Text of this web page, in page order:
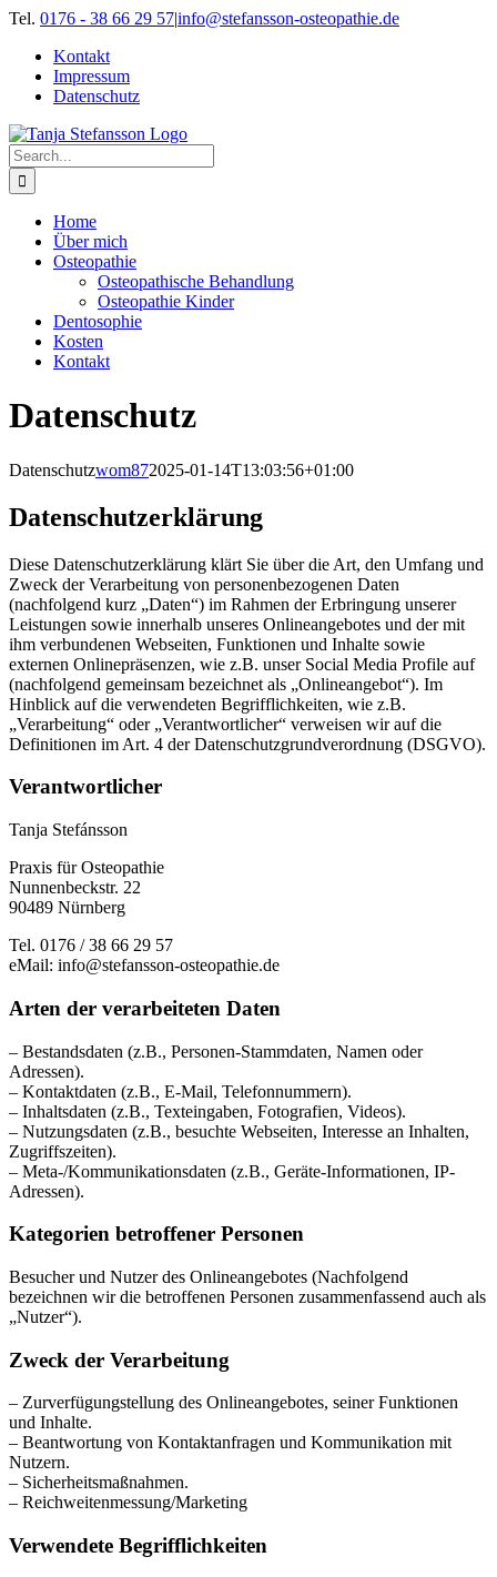
Skip
content
Tel. 0176 - 38 66 29 57|info@stefansson-osteopathie.de
Kontakt
Impressum
Datenschutz
Search
for:
Home
Über mich
Osteopathie
Osteopathische Behandlung
Osteopathie Kinder
Dentosophie
Kosten
Kontakt
Datenschutz
Datenschutzwom872025-01-14T13:03:56+01:00
Datenschutzerklärung
Diese Datenschutzerklärung klärt Sie über die Art, den Umfang und
Zweck der Verarbeitung von personenbezogenen Daten
(nachfolgend kurz „Daten“) im Rahmen der Erbringung unserer
Leistungen sowie innerhalb unseres Onlineangebotes und der mit
ihm verbundenen Webseiten, Funktionen und Inhalte sowie
externen Onlinepräsenzen, wie z.B. unser Social Media Profile auf
(nachfolgend gemeinsam bezeichnet als „Onlineangebot“). Im
Hinblick auf die verwendeten Begrifflichkeiten, wie z.B.
„Verarbeitung“ oder „Verantwortlicher“ verweisen wir auf die
Definitionen im Art. 4 der Datenschutzgrundverordnung (DSGVO).
Verantwortlicher
Tanja Stefánsson
Praxis für Osteopathie
Nunnenbeckstr. 22
90489 Nürnberg
Tel. 0176 / 38 66 29 57
eMail: info@stefansson-osteopathie.de
Arten der verarbeiteten Daten
– Bestandsdaten (z.B., Personen-Stammdaten, Namen oder
Adressen).
– Kontaktdaten (z.B., E-Mail, Telefonnummern).
– Inhaltsdaten (z.B., Texteingaben, Fotografien, Videos).
– Nutzungsdaten (z.B., besuchte Webseiten, Interesse an Inhalten,
Zugriffszeiten).
– Meta-/Kommunikationsdaten (z.B., Geräte-Informationen, IP-
Adressen).
Kategorien betroffener Personen
Besucher und Nutzer des Onlineangebotes (Nachfolgend
bezeichnen wir die betroffenen Personen zusammenfassend auch als
„Nutzer“).
Zweck der Verarbeitung
– Zurverfügungstellung des Onlineangebotes, seiner Funktionen
und Inhalte.
– Beantwortung von Kontaktanfragen und Kommunikation mit
Nutzern.
– Sicherheitsmaßnahmen.
– Reichweitenmessung/Marketing
Verwendete Begrifflichkeiten